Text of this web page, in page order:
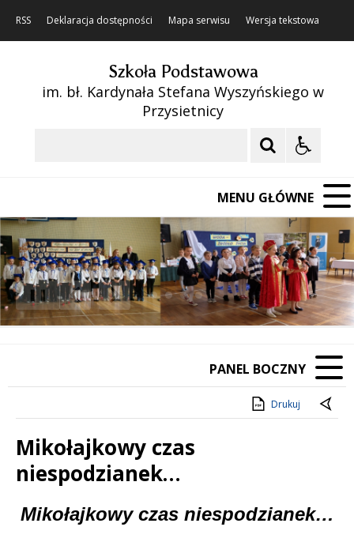
RSS Deklaracja dostępności Mapa serwisu Wersja tekstowa
Szkoła Podstawowa
im. bł. Kardynała Stefana Wyszyńskiego w
Przysietnicy
MENU GŁÓWNE
Poprzedni Element
Następny Element
❚❚
PANEL BOCZNY
Drukuj
Mikołajkowy czas
niespodzianek…
Treść
Mikołajkowy czas niespodzianek…